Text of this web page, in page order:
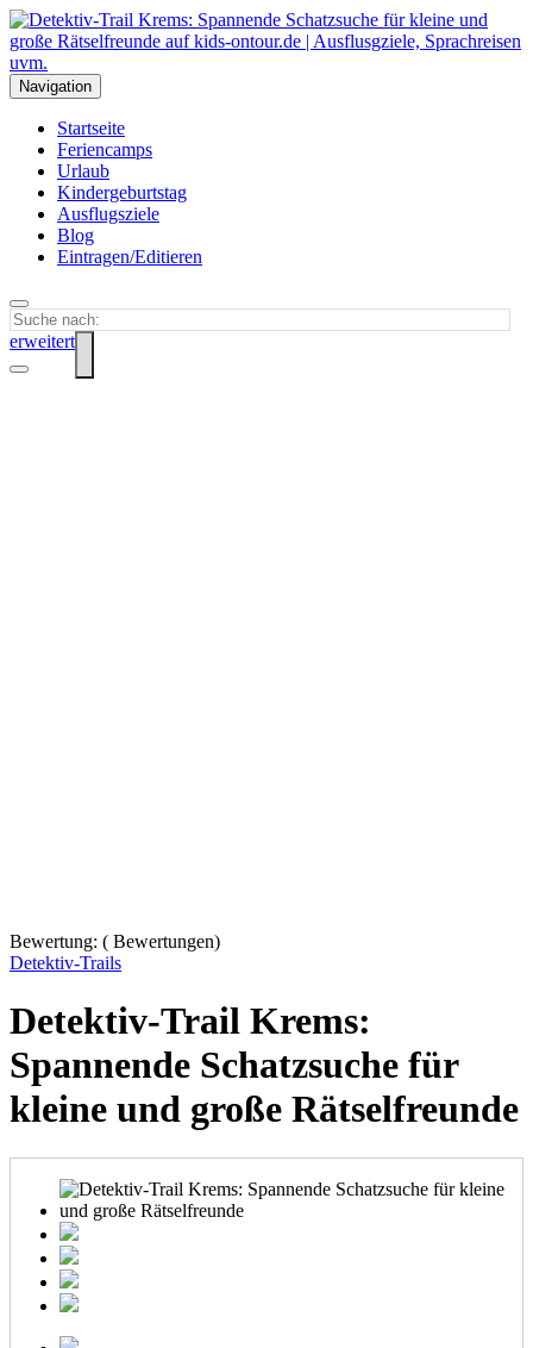
Navigation
Startseite
Feriencamps
Urlaub
Kindergeburtstag
Ausflugsziele
Blog
Eintragen/Editieren
erweitert
Bewertung: ( Bewertungen)
Detektiv-Trails
Detektiv-Trail Krems:
Spannende Schatzsuche für
kleine und große Rätselfreunde